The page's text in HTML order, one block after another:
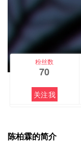
粉丝数
70
关注我
陈柏霖的简介